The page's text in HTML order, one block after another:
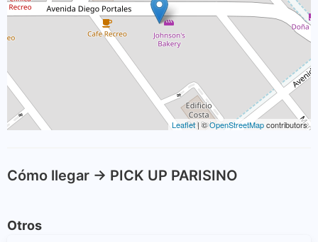
Leaflet| ©OpenStreetMapcontributors
Cómo llegar -> PICK UP PARISINO
Otros